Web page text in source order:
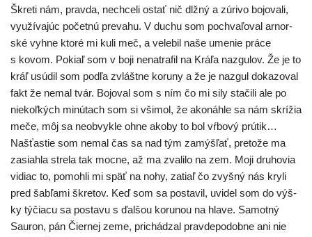
Škreti nám, prav­da, nech­ce­li ostať nič dlž­ný a zúri­vo bojo­va­li,
využí­va­júc počet­nú pre­va­hu. V duchu som pochva­ľo­val arnor­
ské vyh­ne kto­ré mi kuli meč, a vele­bil naše ume­nie prá­ce
s kovom. Pokiaľ som v boji nena­tra­fil na Kráľa naz­gu­lov. Že je to
kráľ usú­dil som pod­ľa zvlášt­ne koru­ny a že je naz­gul doka­zo­val
fakt že nemal tvár. Bojoval som s ním čo mi sily sta­či­li ale po
nie­koľ­kých minú­tach som si vši­mol, že ako­náh­le sa nám skrí­žia
meče, môj sa neob­vyk­le ohne ako­by to bol vŕbo­vý prú­tik…
Našťastie som nemal čas sa nad tým zamýš­ľať, pre­to­že ma
zasiah­la stre­la tak moc­ne, až ma zva­li­lo na zem. Moji dru­ho­via
vidiac to, pomoh­li mi späť na nohy, zatiaľ čo zvyš­ný nás kry­li
pred šab­ľa­mi škre­tov. Keď som sa posta­vil, uvi­del som do výš­
ky týčia­cu sa posta­vu s ďal­šou koru­nou na hla­ve. Samotný
Sauron, pán Čiernej zeme, pri­chá­dzal prav­de­po­dob­ne ani nie